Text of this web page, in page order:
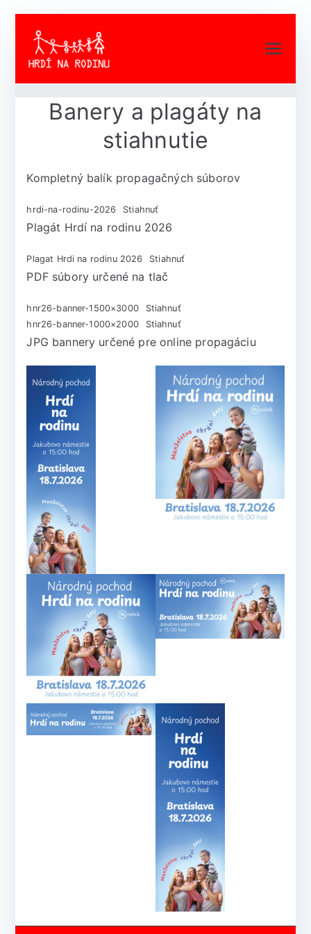
Banery a plagáty na
stiahnutie
Kompletný balík propagačných súborov
hrdi-na-rodinu-2026 Stiahnuť
Plagát Hrdí na rodinu 2026
Plagat Hrdi na rodinu 2026 Stiahnuť
PDF súbory určené na tlač
hnr26-banner-1500×3000
Stiahnuť
hnr26-banner-1000×2000
Stiahnuť
JPG bannery určené pre online propagáciu